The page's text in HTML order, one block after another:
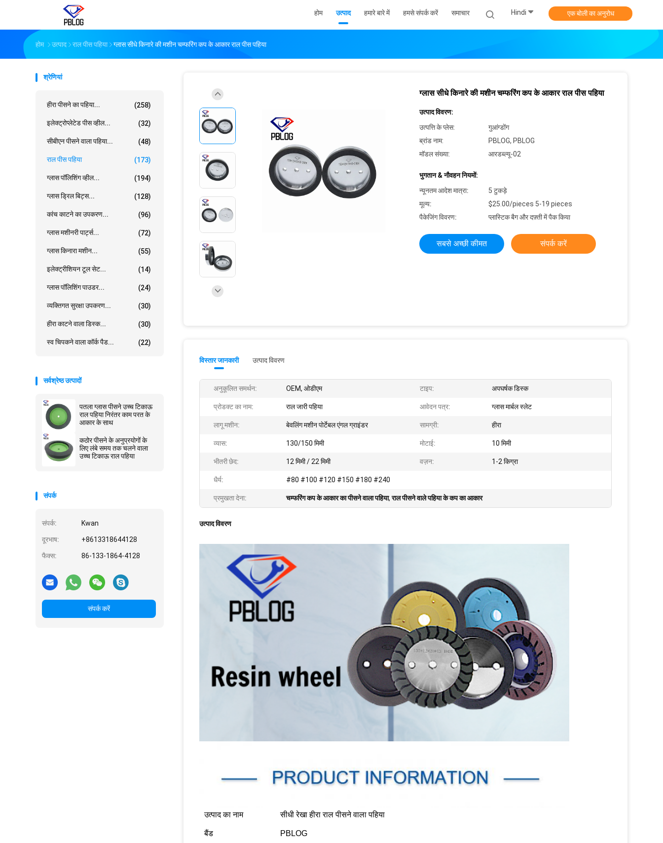
होम उत्पाद हमारे बारे में हमसे संपर्क करें समाचार Hindi एक बोली का अनुरोध
होम उत्पाद राल पीस पहिया ग्लास सीधे किनारे की मशीन चम्फरिंग कप के आकार राल पीस पहिया
श्रेणियां
हीरा पीसने का पहिया... (258)
इलेक्ट्रोप्लेटेड पीस व्हील... (32)
सीबीएन पीसने वाला पहिया... (48)
राल पीस पहिया (173)
ग्लास पॉलिशिंग व्हील... (194)
ग्लास ड्रिल बिट्स... (128)
कांच काटने का उपकरण... (96)
ग्लास मशीनरी पार्ट्स... (72)
ग्लास किनारा मशीन... (55)
इलेक्ट्रीशियन टूल सेट... (14)
ग्लास पॉलिशिंग पाउडर... (24)
व्यक्तिगत सुरक्षा उपकरण... (30)
हीरा काटने वाला डिस्क... (30)
स्व चिपकने वाला कॉर्क पैड... (22)
सर्वश्रेष्ठ उत्पादों
पतला ग्लास पीसने उच्च टिकाऊ
राल पहिया निरंतर काम परत के
आकार के साथ
कठोर पीसने के अनुप्रयोगों के
लिए लंबे समय तक चलने वाला
उच्च टिकाऊ राल पहिया
संपर्क
संपर्क: Kwan
दूरभाष: +8613318644128
फैक्स: 86-133-1864-4128
संपर्क करें
ग्लास सीधे किनारे की मशीन चम्फरिंग कप के आकार राल पीस पहिया
उत्पाद विवरण:
उत्पत्ति के प्लेस:
गुआंग्डोंग
ब्रांड नाम:
PBLOG, PBLOG
मॉडल संख्या:
आरडब्ल्यू-02
भुगतान & नौवहन नियमों:
न्यूनतम आदेश मात्रा:
5 टुकड़े
मूल्य:
$25.00/pieces 5-19 pieces
पैकेजिंग विवरण:
प्लास्टिक बैग और दफ़्ती में पैक किया
सबसे अच्छी कीमत संपर्क करें
विस्तार जानकारी उत्पाद विवरण
अनुकूलित समर्थन: OEM, ओडीएम टाइप: अपघर्षक डिस्क
प्रोडक्ट का नाम: राल जारी पहिया आवेदन पत्र: ग्लास मार्बल स्लेट
लागू मशीन: बेवलिंग मशीन पोर्टेबल एंगल ग्राइंडर सामग्री: हीरा
व्यास: 130/150 मिमी मोटाई: 10 मिमी
भीतरी छेद: 12 मिमी / 22 मिमी वज़न: 1-2 किग्रा
धैर्य: #80 #100 #120 #150 #180 #240
प्रमुखता देना: चम्फरिंग कप के आकार का पीसने वाला पहिया,राल पीसने वाले पहिया के कप का आकार
उत्पाद विवरण
उत्पाद का नाम सीधी रेखा हीरा राल पीसने वाला पहिया
बैंड PBLOG